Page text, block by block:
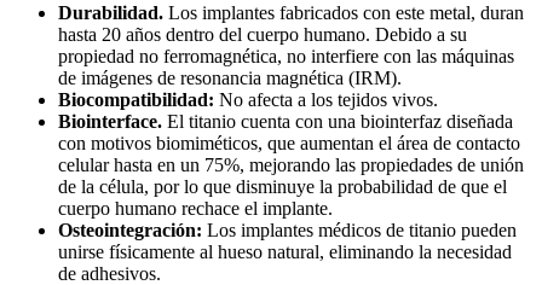
Durabilidad. Los implantes fabricados con este metal, duran
hasta 20 años dentro del cuerpo humano. Debido a su
propiedad no ferromagnética, no interfiere con las máquinas
de imágenes de resonancia magnética (IRM).
Biocompatibilidad: No afecta a los tejidos vivos.
Biointerface. El titanio cuenta con una biointerfaz diseñada
con motivos biomiméticos, que aumentan el área de contacto
celular hasta en un 75%, mejorando las propiedades de unión
de la célula, por lo que disminuye la probabilidad de que el
cuerpo humano rechace el implante.
Osteointegración: Los implantes médicos de titanio pueden
unirse físicamente al hueso natural, eliminando la necesidad
de adhesivos.